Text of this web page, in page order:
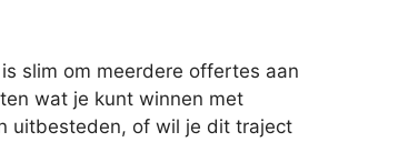
slim om meerdere offertes aan
wat je kunt winnen met
uitbesteden, of wil je dit traject